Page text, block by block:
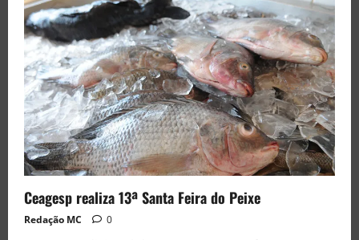
Ceagesp realiza 13ª Santa Feira do Peixe
Redação MC 0